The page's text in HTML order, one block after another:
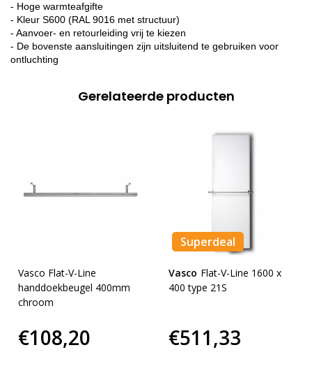
- Hoge warmteafgifte
- Kleur S600 (RAL 9016 met structuur)
- Aanvoer- en retourleiding vrij te kiezen
- De bovenste aansluitingen zijn uitsluitend te gebruiken voor
ontluchting
Gerelateerde producten
Vasco Flat-V-Line
handdoekbeugel 400mm
chroom
€108,20
Superdeal
Vasco Flat-V-Line 1600 x
400 type 21S
€511,33